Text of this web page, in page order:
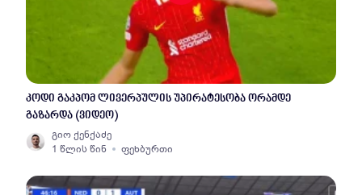
კოდი გაკპომ ლივერპულის უპირატესობა ორამდე
გაზარდა (ვიდეო)
გიო ქენქაძე
1 წლის წინ
ფეხბურთი